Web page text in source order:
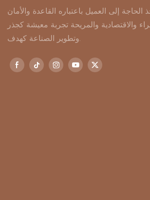
الحاجة إلى العميل باعتباره القاعدة والأمان
والاقتصادية والمريحة تجربة معيشة كجذر
وتطوير الصناعة كهدف.